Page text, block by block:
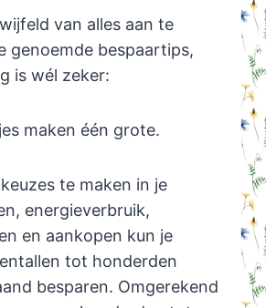
van alles aan te
genoemde bespaartips,
is wél zeker:
maken één grote.
te maken in je
energieverbruik,
en aankopen kun je
tot honderden
besparen. Omgerekend